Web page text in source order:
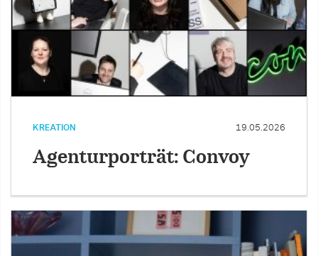
KREATION 19.05.2026
Agenturporträt: Convoy